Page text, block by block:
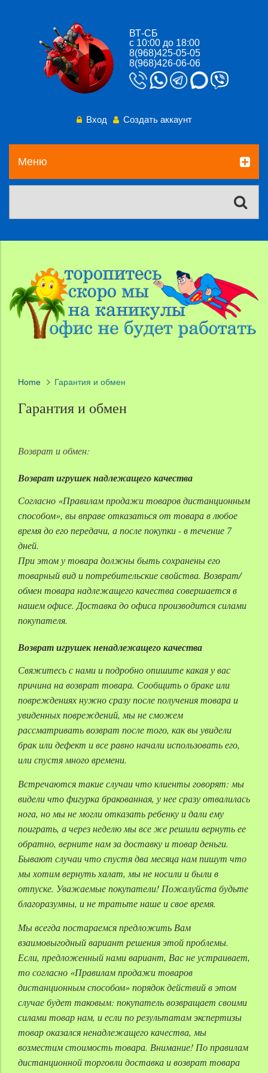
ВТ-СБ
с 10:00 до 18:00
8(968)425-05-05
8(968)426-06-06
Вход Создать аккаунт
Меню
Home Гарантия и обмен
Гарантия и обмен
Возврат и обмен:
Возврат игрушек надлежащего качества
Согласно «Правилам продажи товаров дистанционным
способом», вы вправе отказаться от товара в любое
время до его передачи, а после покупки - в течение 7
дней.
При этом у товара должны быть сохранены его
товарный вид и потребительские свойства. Возврат/
обмен товара надлежащего качества совершается в
нашем офисе. Доставка до офиса производится силами
покупателя.
Возврат игрушек ненадлежащего качества
Свяжитесь с нами и подробно опишите какая у вас
причина на возврат товара. Сообщить о браке или
повреждениях нужно сразу после получения товара и
увиденных повреждений, мы не сможем
рассматривать возврат после того, как вы увидели
брак или дефект и все равно начали использовать его,
или спустя много времени.
Встречаются такие случаи что клиенты говорят: мы
видели что фигурка бракованная, у нее сразу отвалилась
нога, но мы не могли отказать ребенку и дали ему
поиграть, а через неделю мы все же решили вернуть ее
обратно, верните нам за доставку и товар деньги.
Бывают случаи что спустя два месяца нам пишут что
мы хотим вернуть халат, мы не носили и были в
отпуске. Уважаемые покупатели! Пожалуйста будьте
благоразумны, и не тратьте наше и свое время.
Мы всегда постараемся предложить Вам
взаимовыгодный вариант решения этой проблемы.
Если, предложенный нами вариант, Вас не устраивает,
то согласно «Правилам продажи товаров
дистанционным способом» порядок действий в этом
случае будет таковым: покупатель возвращает своими
силами товар нам, и если по результатам экспертизы
товар оказался ненадлежащего качества, мы
возместим стоимость товара. Внимание! По правилам
дистанционной торговли доставка и возврат товара